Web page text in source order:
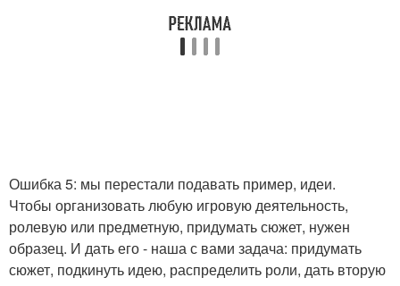
Ошибка 5: мы перестали подавать пример, идеи.
Чтобы организовать любую игровую деятельность,
ролевую или предметную, придумать сюжет, нужен
образец. И дать его - наша с вами задача: придумать
сюжет, подкинуть идею, распределить роли, дать вторую